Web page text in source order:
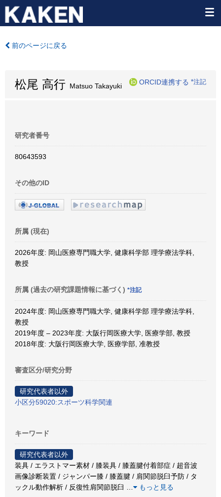
前のページに戻る
松尾 高行 Matsuo Takayuki
ORCID連携する *注記
研究者番号
80643593
その他のID
所属 (現在)
2026年度: 岡山医療専門職大学, 健康科学部 理学療法学科,
教授
所属 (過去の研究課題情報に基づく) *注記
2024年度: 岡山医療専門職大学, 健康科学部 理学療法学科,
教授
2019年度 – 2023年度: 大阪行岡医療大学, 医療学部, 教授
2018年度: 大阪行岡医療大学, 医療学部, 准教授
審査区分/研究分野
研究代表者以外
小区分59020:スポーツ科学関連
キーワード
研究代表者以外
装具 / エラストマー素材 / 膝装具 / 膝蓋腱付着部症 / 超音波
画像診断装置 / ジャンパー膝 / 膝蓋腱 / 肩関節脱臼予防 / タ
ックル動作解析 / 反復性肩関節脱臼
もっと見る